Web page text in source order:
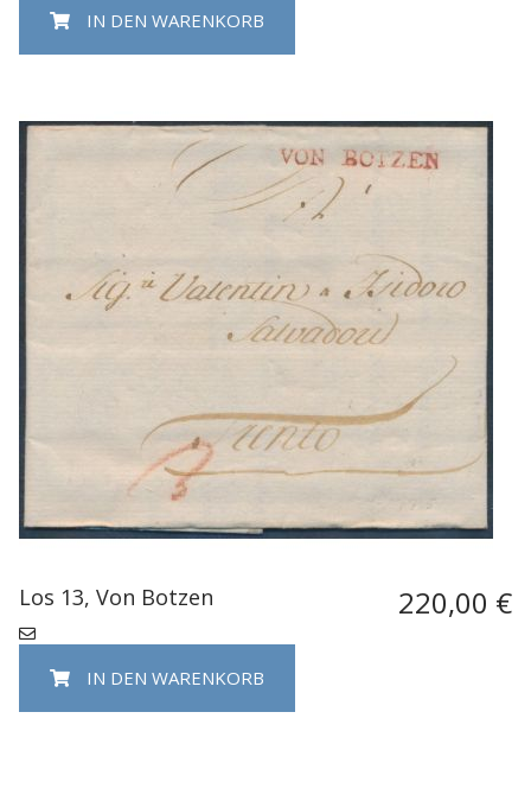
IN DEN WARENKORB
Los 13, Von Botzen 220,00 €
IN DEN WARENKORB